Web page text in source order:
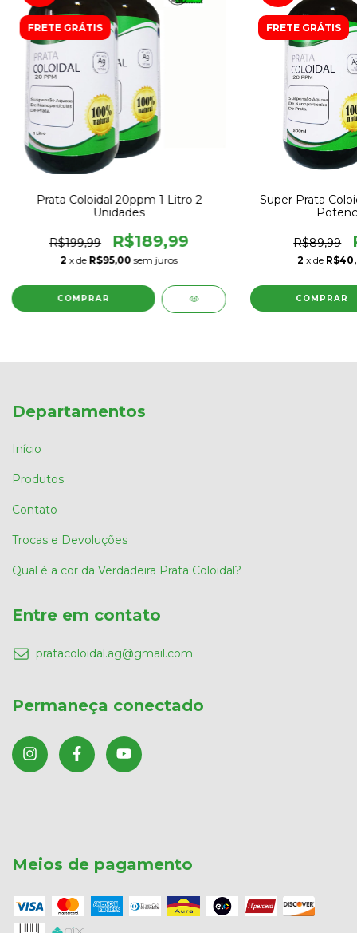
FRETE GRÁTIS
Prata Coloidal 20ppm 1 Litro 2
Unidades
R$199,99 R$189,99
2 x de R$95,00 sem juros
FRETE GRÁTIS
Super Prata
R$89,99
2 x de
Departamentos
Início
Produtos
Contato
Trocas e Devoluções
Qual é a cor da Verdadeira Prata Coloidal?
Entre em contato
pratacoloidal.ag@gmail.com
Permaneça conectado
Meios de pagamento